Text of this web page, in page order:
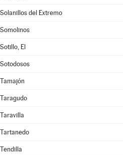
Solanillos del Extremo
Somolinos
Sotillo, El
Sotodosos
Tamajón
Taragudo
Taravilla
Tartanedo
Tendilla